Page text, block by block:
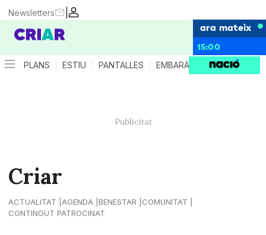
|
Newsletters
ara mateix
15:00
PLANS ESTIU PANTALLES EMBARÀS CRIANÇA
Criar
ACTUALITAT AGENDA BENESTAR
COMUNITAT
CONTINGUT PATROCINAT